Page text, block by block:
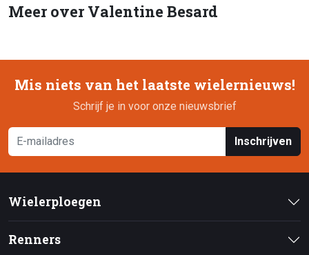
Meer over Valentine Besard
Mis niets van het laatste wielernieuws!
Schrijf je in voor onze nieuwsbrief
Inschrijven
Wielerploegen
Renners